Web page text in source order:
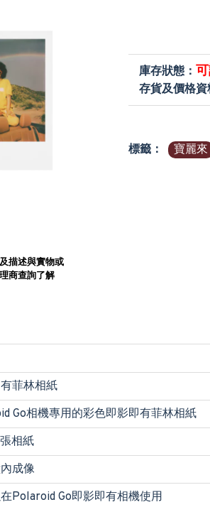
描述與實物或
商查詢了解
庫存狀態： 可
存貨及價格資
標籤： 寶麗來
菲林相紙
Go相機專用的彩色即影即有菲林相紙
相紙
成像
Polaroid Go即影即有相機使用